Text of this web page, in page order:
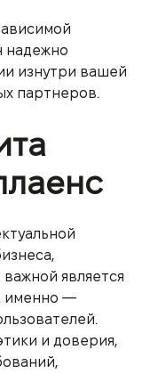
надежно
изнутри вашей
партнеров.
является
именно —
и доверия,